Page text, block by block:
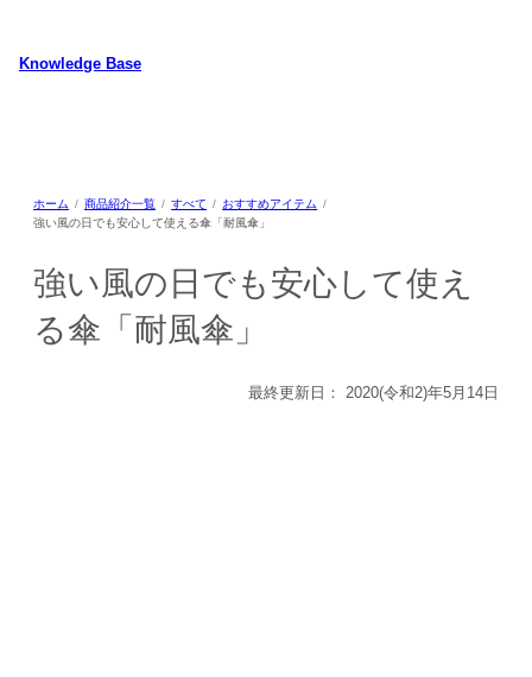
をKnowledge Base
ホーム 商品紹介一覧 すべて
おすすめアイテム
強い風の日でも安心して使える傘「耐風傘」
強い風の日でも安心して使え
る傘「耐風傘」
最終更新日： 2020(令和2)年5月14日